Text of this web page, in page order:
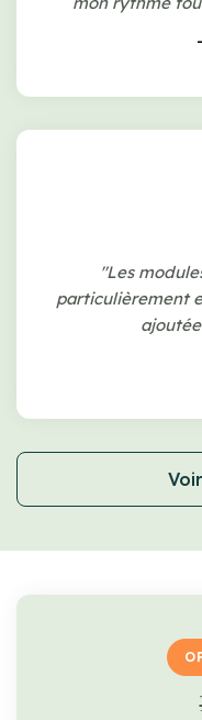
"Les
particulièrement